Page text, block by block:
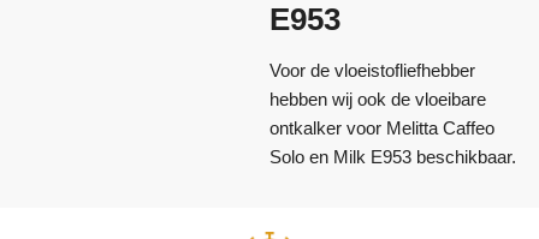
E953
Voor de vloeistofliefhebber
hebben wij ook de vloeibare
ontkalker voor Melitta Caffeo
Solo en Milk E953 beschikbaar.